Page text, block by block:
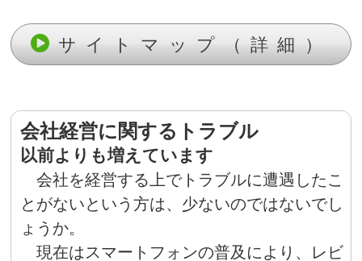
サイトマップ（詳細）
会社経営に関するトラブル
以前よりも増えています
会社を経営する上でトラブルに遭遇したこ
とがないという方は、少ないのではないでし
ょうか。
現在はスマートフォンの普及により、レビ